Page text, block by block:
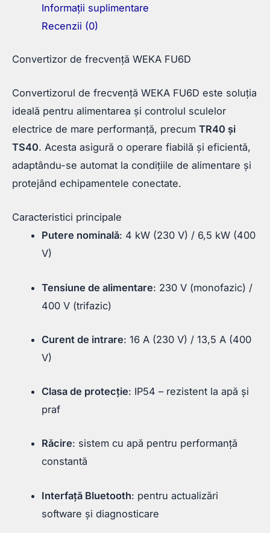
Informații suplimentare
Recenzii (0)
Convertizor de frecvență WEKA FU6D
Convertizorul de frecvență WEKA FU6D este soluția
ideală pentru alimentarea și controlul sculelor
electrice de mare performanță, precum TR40 și
TS40. Acesta asigură o operare fiabilă și eficientă,
adaptându-se automat la condițiile de alimentare și
protejând echipamentele conectate.
Caracteristici principale
Putere nominală: 4 kW (230 V) / 6,5 kW (400
V)
Tensiune de alimentare: 230 V (monofazic) /
400 V (trifazic)
Curent de intrare: 16 A (230 V) / 13,5 A (400
V)
Clasa de protecție: IP54 – rezistent la apă și
praf
Răcire: sistem cu apă pentru performanță
constantă
Interfață Bluetooth: pentru actualizări
software și diagnosticare